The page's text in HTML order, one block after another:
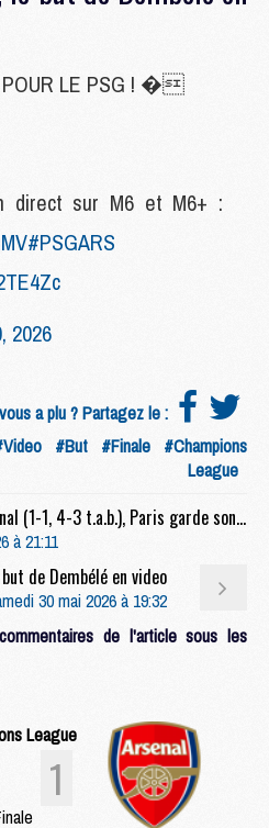
POUR LE PSG ! �
direct sur M6 et M6+ :
#PSGARS
2026
a plu ? Partagez le :
#But #Finale #Champions
League
Match : PSG/Arsenal (1-1, 4-3 t.a.b.), Paris garde son titre au bout du suspense
à 21:11
de Dembélé en video
30 mai 2026 à 19:32
de l'article sous les
League
1